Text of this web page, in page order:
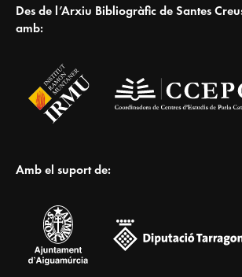
Des de l’Arxiu Bibliogràfic de Santes
amb:
Amb el suport de: